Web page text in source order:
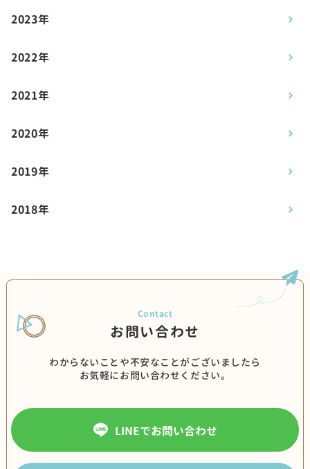
2023年
2022年
2021年
2020年
2019年
2018年
お問い合わせ
わからないことや不安なことがございましたら
お気軽にお問い合わせください。
LINEでお問い合わせ